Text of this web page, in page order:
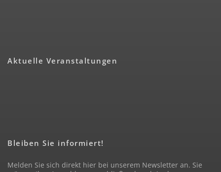
Aktuelle Veranstaltungen
Bleiben Sie informiert!
Melden Sie sich direkt hier bei unserem Newsletter an. Sie